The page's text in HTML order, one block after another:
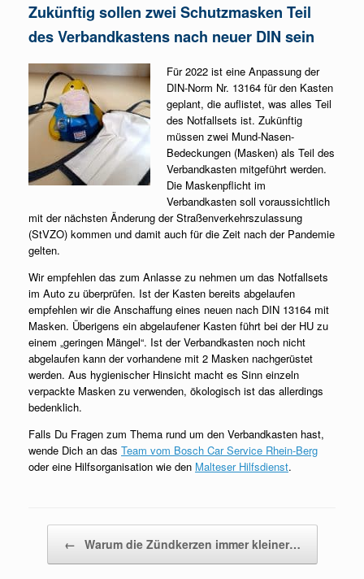
Zukünftig sollen zwei Schutzmasken Teil
des Verbandkastens nach neuer DIN sein
Für 2022 ist eine Anpassung der
DIN-Norm Nr. 13164 für den Kasten
geplant, die auflistet, was alles Teil
des Notfallsets ist. Zukünftig
müssen zwei Mund-Nasen-
Bedeckungen (Masken) als Teil des
Verbandkasten mitgeführt werden.
Die Maskenpflicht im
Verbandkasten soll voraussichtlich
mit der nächsten Änderung der Straßenverkehrszulassung
(StVZO) kommen und damit auch für die Zeit nach der Pandemie
gelten.
Wir empfehlen das zum Anlasse zu nehmen um das Notfallsets
im Auto zu überprüfen. Ist der Kasten bereits abgelaufen
empfehlen wir die Anschaffung eines neuen nach DIN 13164 mit
Masken. Überigens ein abgelaufener Kasten führt bei der HU zu
einem „geringen Mängel“. Ist der Verbandkasten noch nicht
abgelaufen kann der vorhandene mit 2 Masken nachgerüstet
werden. Aus hygienischer Hinsicht macht es Sinn einzeln
verpackte Masken zu verwenden, ökologisch ist das allerdings
bedenklich.
Falls Du Fragen zum Thema rund um den Verbandkasten hast,
wende Dich an das Team vom Bosch Car Service Rhein-Berg
oder eine Hilfsorganisation wie den Malteser Hilfsdienst.
← Warum die Zündkerzen immer kleiner…